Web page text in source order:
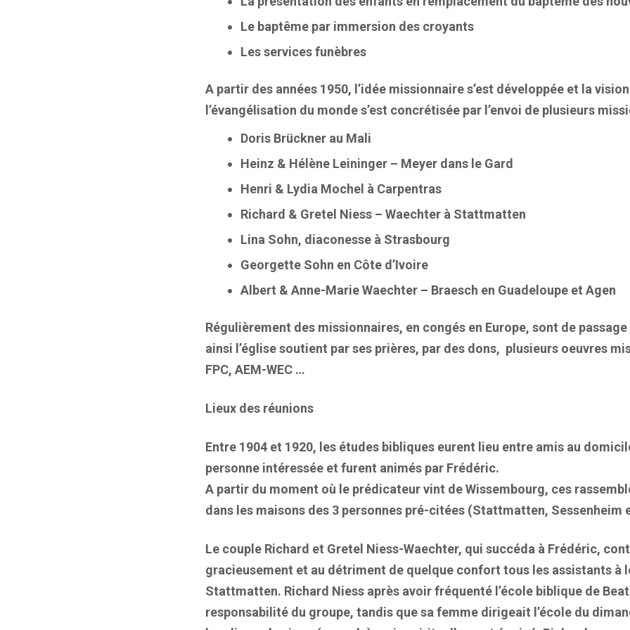
Le baptême par immersion des croyants
Les services funèbres
A partir des années 1950, l’idée missionnaire s’est développée et la
l’évangélisation du monde s’est concrétisée par l’envoi de plusieurs
Doris Brückner au Mali
Heinz & Hélène Leininger – Meyer dans le Gard
Henri & Lydia Mochel à Carpentras
Richard & Gretel Niess – Waechter à Stattmatten
Lina Sohn, diaconesse à Strasbourg
Georgette Sohn en Côte d’Ivoire
Albert & Anne-Marie Waechter – Braesch en Guadeloupe et Agen
Régulièrement des missionnaires, en congés en Europe, sont de passage
ainsi l’église soutient par ses prières, par des dons, plusieurs oeuvres
FPC, AEM-WEC …
Lieux des réunions
Entre 1904 et 1920, les études bibliques eurent lieu entre amis au
personne intéressée et furent animés par Frédéric.
A partir du moment où le prédicateur vint de Wissembourg, ces
dans les maisons des 3 personnes pré-citées (Stattmatten, Sessenheim
Le couple Richard et Gretel Niess-Waechter, qui succéda à Frédéric,
gracieusement et au détriment de quelque confort tous les assistants à
Stattmatten. Richard Niess après avoir fréquenté l’école biblique de
responsabilité du groupe, tandis que sa femme dirigeait l’école du